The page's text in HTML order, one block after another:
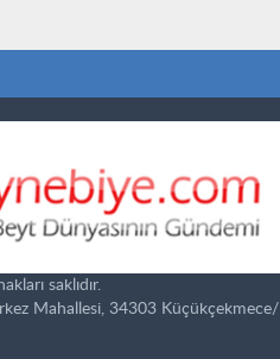
saklıdır.
Mahallesi, 34303 Küçükçekmece/